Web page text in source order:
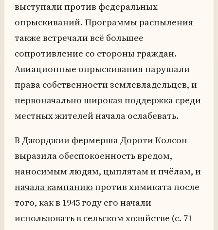
выступали против федеральных
опрыскиваний. Программы распыления
также встречали всё большее
сопротивление со стороны граждан.
Авиационные опрыскивания нарушали
права собственности землевладельцев, и
первоначально широкая поддержка среди
местных жителей начала ослабевать.
В Джорджии фермерша Дороти Колсон
выразила обеспокоенность вредом,
наносимым людям, цыплятам и пчёлам, и
начала кампанию против химиката после
того, как в 1945 году его начали
использовать в сельском хозяйстве (с. 71–